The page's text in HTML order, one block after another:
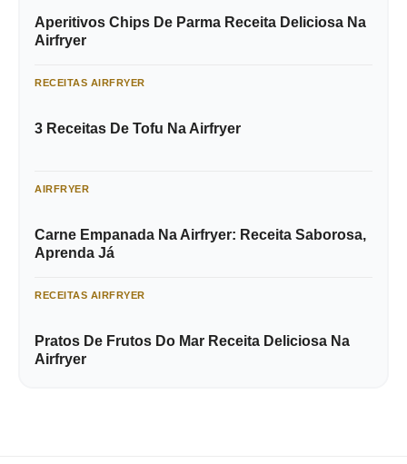
Aperitivos Chips De Parma Receita Deliciosa Na
Airfryer
RECEITAS AIRFRYER
3 Receitas De Tofu Na Airfryer
AIRFRYER
Carne Empanada Na Airfryer: Receita Saborosa,
Aprenda Já
RECEITAS AIRFRYER
Pratos De Frutos Do Mar Receita Deliciosa Na
Airfryer